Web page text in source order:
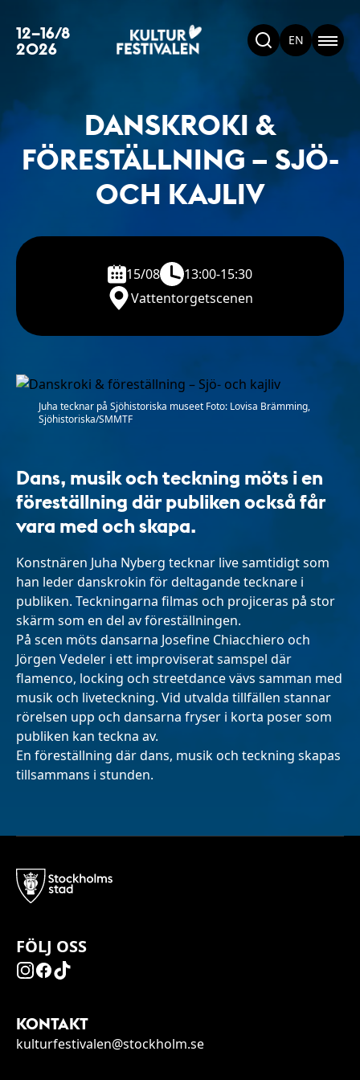
12–16/8
2026 EN
DANSKROKI &
FÖRESTÄLLNING – SJÖ-
OCH KAJLIV
15/08
13:00-15:30
Vattentorgetscenen
Juha tecknar på Sjöhistoriska museet Foto: Lovisa Brämming,
Sjöhistoriska/SMMTF
Dans, musik och teckning möts i en
föreställning där publiken också får
vara med och skapa.
Konstnären Juha Nyberg tecknar live samtidigt som
han leder danskrokin för deltagande tecknare i
publiken. Teckningarna filmas och projiceras på stor
skärm som en del av föreställningen.
På scen möts dansarna Josefine Chiacchiero och
Jörgen Vedeler i ett improviserat samspel där
flamenco, locking och streetdance vävs samman med
musik och liveteckning. Vid utvalda tillfällen stannar
rörelsen upp och dansarna fryser i korta poser som
publiken kan teckna av.
En föreställning där dans, musik och teckning skapas
tillsammans i stunden.
FÖLJ OSS
KONTAKT
kulturfestivalen@stockholm.se